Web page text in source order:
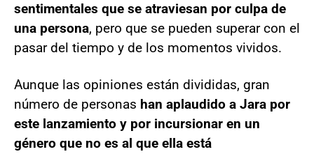
sentimentales que se atraviesan por culpa de
una persona, pero que se pueden superar con el
pasar del tiempo y de los momentos vividos.
Aunque las opiniones están divididas, gran
número de personas han aplaudido a Jara por
este lanzamiento y por incursionar en un
género que no es al que ella está